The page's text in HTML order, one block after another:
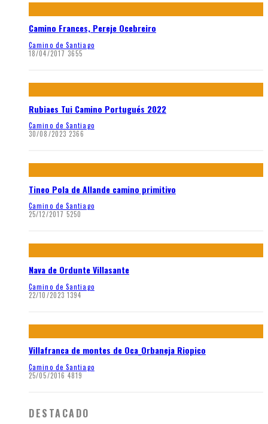
Camino Frances, Pereje Ocebreiro
Camino de Santiago
18/04/2017 3655
Rubiaes Tui Camino Portugués 2022
Camino de Santiago
30/08/2023 2366
Tineo Pola de Allande camino primitivo
Camino de Santiago
25/12/2017 5250
Nava de Ordunte Villasante
Camino de Santiago
22/10/2023 1394
Villafranca de montes de Oca_Orbaneja Riopico
Camino de Santiago
25/05/2016 4819
DESTACADO